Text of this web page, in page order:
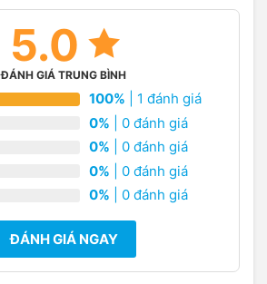
5.0
ĐÁNH GIÁ TRUNG BÌNH
100% | 1 đánh giá
0% | 0 đánh giá
0% | 0 đánh giá
0% | 0 đánh giá
0% | 0 đánh giá
ĐÁNH GIÁ NGAY